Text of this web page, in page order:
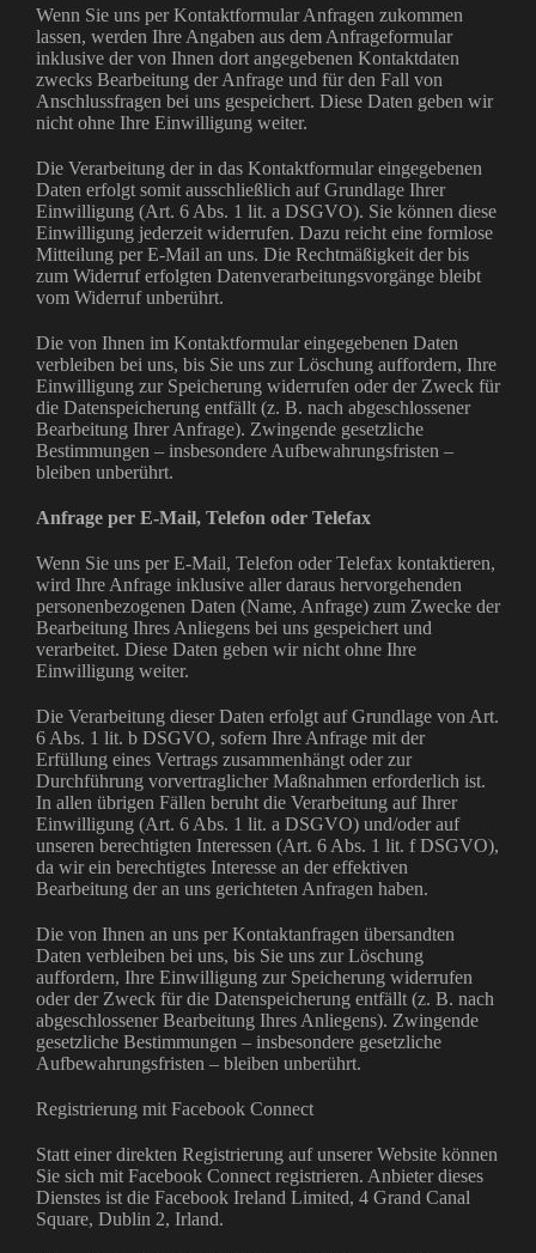
Wenn Sie uns per Kontaktformular Anfragen zukommen
lassen, werden Ihre Angaben aus dem Anfrageformular
inklusive der von Ihnen dort angegebenen Kontaktdaten
zwecks Bearbeitung der Anfrage und für den Fall von
Anschlussfragen bei uns gespeichert. Diese Daten geben wir
nicht ohne Ihre Einwilligung weiter.
Die Verarbeitung der in das Kontaktformular eingegebenen
Daten erfolgt somit ausschließlich auf Grundlage Ihrer
Einwilligung (Art. 6 Abs. 1 lit. a DSGVO). Sie können diese
Einwilligung jederzeit widerrufen. Dazu reicht eine formlose
Mitteilung per E-Mail an uns. Die Rechtmäßigkeit der bis
zum Widerruf erfolgten Datenverarbeitungsvorgänge bleibt
vom Widerruf unberührt.
Die von Ihnen im Kontaktformular eingegebenen Daten
verbleiben bei uns, bis Sie uns zur Löschung auffordern, Ihre
Einwilligung zur Speicherung widerrufen oder der Zweck für
die Datenspeicherung entfällt (z. B. nach abgeschlossener
Bearbeitung Ihrer Anfrage). Zwingende gesetzliche
Bestimmungen – insbesondere Aufbewahrungsfristen –
bleiben unberührt.
Anfrage per E-Mail, Telefon oder Telefax
Wenn Sie uns per E-Mail, Telefon oder Telefax kontaktieren,
wird Ihre Anfrage inklusive aller daraus hervorgehenden
personenbezogenen Daten (Name, Anfrage) zum Zwecke der
Bearbeitung Ihres Anliegens bei uns gespeichert und
verarbeitet. Diese Daten geben wir nicht ohne Ihre
Einwilligung weiter.
Die Verarbeitung dieser Daten erfolgt auf Grundlage von Art.
6 Abs. 1 lit. b DSGVO, sofern Ihre Anfrage mit der
Erfüllung eines Vertrags zusammenhängt oder zur
Durchführung vorvertraglicher Maßnahmen erforderlich ist.
In allen übrigen Fällen beruht die Verarbeitung auf Ihrer
Einwilligung (Art. 6 Abs. 1 lit. a DSGVO) und/oder auf
unseren berechtigten Interessen (Art. 6 Abs. 1 lit. f DSGVO),
da wir ein berechtigtes Interesse an der effektiven
Bearbeitung der an uns gerichteten Anfragen haben.
Die von Ihnen an uns per Kontaktanfragen übersandten
Daten verbleiben bei uns, bis Sie uns zur Löschung
auffordern, Ihre Einwilligung zur Speicherung widerrufen
oder der Zweck für die Datenspeicherung entfällt (z. B. nach
abgeschlossener Bearbeitung Ihres Anliegens). Zwingende
gesetzliche Bestimmungen – insbesondere gesetzliche
Aufbewahrungsfristen – bleiben unberührt.
Registrierung mit Facebook Connect
Statt einer direkten Registrierung auf unserer Website können
Sie sich mit Facebook Connect registrieren. Anbieter dieses
Dienstes ist die Facebook Ireland Limited, 4 Grand Canal
Square, Dublin 2, Irland.